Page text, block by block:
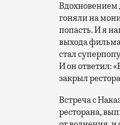
Вдохновением
гоняли на
попасть. И я
выхода
стал
И он ответил:
закрыл
Встреча с
ресторана,